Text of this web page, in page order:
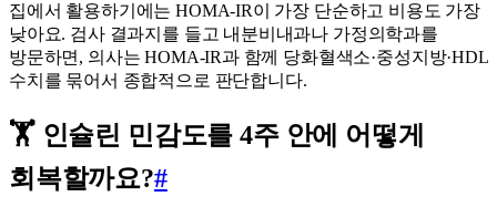
집에서 활용하기에는 HOMA-IR이 가장 단순하고 비용도 가장
낮아요. 검사 결과지를 들고 내분비내과나 가정의학과를
방문하면, 의사는 HOMA-IR과 함께 당화혈색소·중성지방·HDL
수치를 묶어서 종합적으로 판단합니다.
🏋️ 인슐린 민감도를 4주 안에 어떻게
회복할까요?#